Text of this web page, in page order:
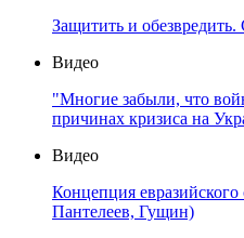
Защитить и
Видео
"Многие забыли, что
причинах кризиса на
Видео
Концепция евразийского
Пантелеев, Гущин)